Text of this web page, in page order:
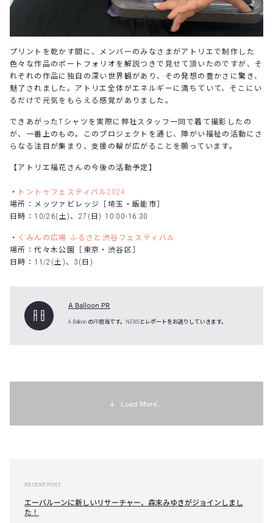
プリントを乾かす間に、メンバーのみなさまがアトリエで制作した
色々な作品のポートフォリオを解説つきで見せて頂いたのですが、そ
れぞれの作品に独自の深い世界観があり、その発想の豊かさに驚き、
魅了されました。アトリエ全体がエネルギーに満ちていて、そこにい
るだけで元気をもらえる感覚がありました。
できあがったTシャツを実際に弊社スタッフ一同で着て撮影したの
が、一番上のもの。このプロジェクトを通じ、障がい福祉の活動にさ
らなる注目が集まり、支援の輪が広がることを願っています。
【アトリエ福花さんの今後の活動予定】
・
トントゥフェスティバル2024
場所：メッツァビレッジ［埼玉・飯能市］
日時：10/26(土)、27(日) 10:00-16:30
・ くみんの広場 ふるさと渋谷フェスティバル
場所：代々木公園［東京・渋谷区］
日時：11/2(土)、3(日)
A Balloon PR
A Balloon のPR担当です。NEWSとレポートをお送りしていきます。
↓ Load More...
RECENT POST
エーバルーンに新しいリサーチャー、森末みゆきがジョインしまし
た！